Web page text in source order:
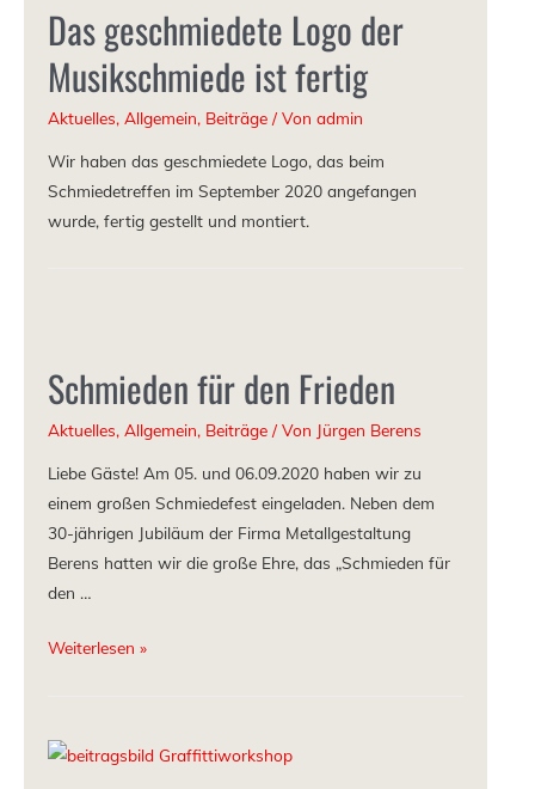
Das geschmiedete Logo der
Musikschmiede ist fertig
Aktuelles, Allgemein, Beiträge / Von admin
Wir haben das geschmiedete Logo, das beim
Schmiedetreffen im September 2020 angefangen
wurde, fertig gestellt und montiert.
Schmieden für den Frieden
Aktuelles, Allgemein, Beiträge / Von Jürgen Berens
Liebe Gäste! Am 05. und 06.09.2020 haben wir zu
einem großen Schmiedefest eingeladen. Neben dem
30-jährigen Jubiläum der Firma Metallgestaltung
Berens hatten wir die große Ehre, das „Schmieden für
den …
Weiterlesen »